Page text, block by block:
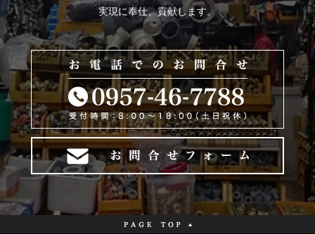
実現に奉仕、貢献します。